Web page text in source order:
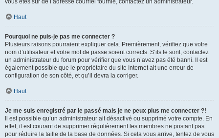
vous êtes sûr de l’adresse courriel fournie, contactez un administrateur.
Haut
Pourquoi ne puis-je pas me connecter ?
Plusieurs raisons pourraient expliquer cela. Premièrement, vérifiez que votre
nom d’utilisateur et votre mot de passe soient corrects. S’ils le sont, contactez
un administrateur du forum pour vérifier que vous n’avez pas été banni. Il est
également possible que le propriétaire du site Internet ait une erreur de
configuration de son côté, et qu’il devra la corriger.
Haut
Je me suis enregistré par le passé mais je ne peux plus me connecter ?!
Il est possible qu’un administrateur ait désactivé ou supprimé votre compte. En
effet, il est courant de supprimer régulièrement les membres ne postant pas
pour réduire la taille de la base de données. Si cela vous arrive, tentez de vous